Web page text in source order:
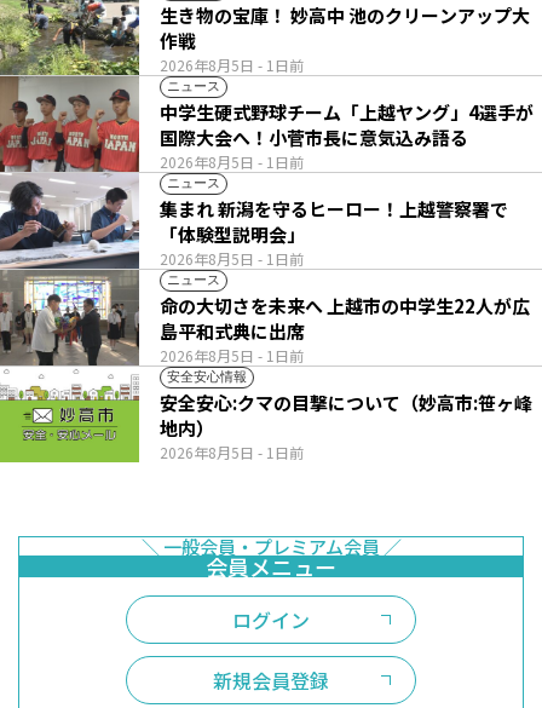
2026年8月5日 - 1日前
生き物の宝庫！ 妙高中 池のクリーンアップ大
作戦
ニュース
2026年8月5日 - 1日前
中学生硬式野球チーム「上越ヤング」4選手が
国際大会へ！小菅市長に意気込み語る
ニュース
2026年8月5日 - 1日前
集まれ 新潟を守るヒーロー！上越警察署で
「体験型説明会」
ニュース
2026年8月5日 - 1日前
命の大切さを未来へ 上越市の中学生22人が広
島平和式典に出席
安全安心情報
2026年8月5日 - 1日前
安全安心:クマの目撃について（妙高市:笹ヶ峰
地内）
ログイン
新規会員登録